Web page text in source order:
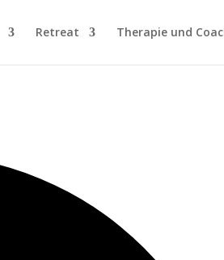
Retreat Therapie und